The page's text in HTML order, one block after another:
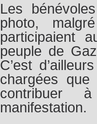
Les
photo,
participaient
peuple de
C’est
chargées
contribuer
manifestation.